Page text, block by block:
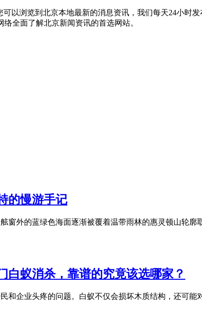
可以浏览到北京本地最新的消息资讯，我们每天24小
全面了解北京新闻资讯的首选网站。
的慢游手记
窗外的蓝绿色海面逐渐被覆着温带雨林的惠灵顿山轮
白蚁消杀，靠谱的究竟该选哪家？
和企业头疼的问题。白蚁不仅会损坏木质结构，还可